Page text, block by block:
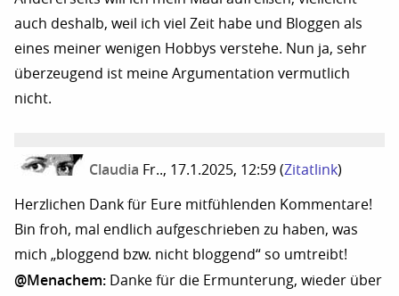
auch deshalb, weil ich viel Zeit habe und Bloggen als
eines meiner wenigen Hobbys verstehe. Nun ja, sehr
überzeugend ist meine Argumentation vermutlich
nicht.
Claudia Fr.., 17.1.2025, 12:59 (Zitatlink)
Herzlichen Dank für Eure mitfühlenden Kommentare!
Bin froh, mal endlich aufgeschrieben zu haben, was
mich „bloggend bzw. nicht bloggend“ so umtreibt!
@Menachem: Danke für die Ermunterung, wieder über